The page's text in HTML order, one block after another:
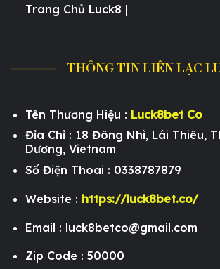
Trang Chủ Luck8 |
THÔNG TIN LIÊN LẠC
Tên Thương Hiệu : Luck8bet Co
Đỉa Chỉ : 18 Đông Nhì, Lái Thiêu,
Dương, Vietnam
Số Điện Thoai : 0338787879
Website : https://luck8bet.co/
Email : luck8betco@gmail.com
Zip Code : 50000